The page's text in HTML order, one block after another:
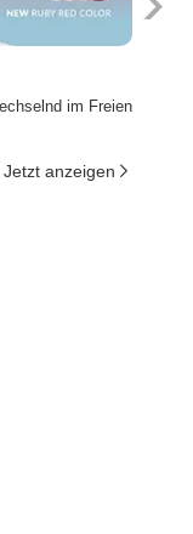
im Freien
Jetzt anzeigen